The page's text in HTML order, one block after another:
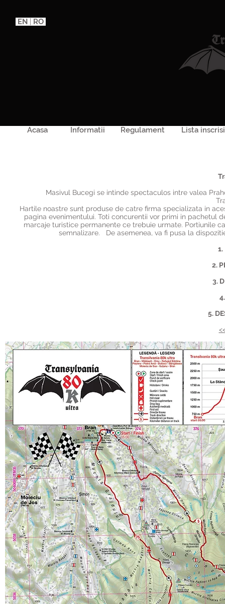
EN | RO
Acasa Informatii Regulament Lista inscrisi
Masivul Bucegi se intinde spectaculos intre valea
Hartile noastre sunt produse de catre firma specializata in
pagina evenimentului. Toti concurentii vor primi in pachetul
marcaje turistice permanente ce trebuie urmate. Portiunile
semnalizare. De asemenea, va fi pusa la
1.
2.
3.
5.